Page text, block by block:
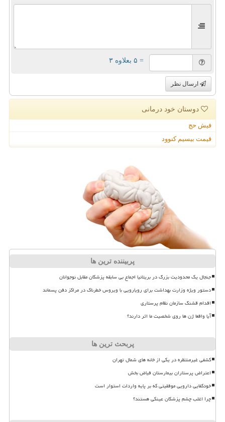
= ۵ بعلاوه ۳
ارسال نظر
دوستان خود درمانی
فیش حج
قیمت بیسیم کنوود
پربیننده ترین ها
جنجال یک محدودیت بزرگ در بریتانیا اجماع بی سابقه پزشکان مقابل نوجوانان
دستور ویژه وزارت بهداشت برای رویارویی با ویروس خطرناک در مراکز دفن پسماند
اقدام قشنگ سازمان نظام پرستاری
آیا واقعا ژن ها روی شخصیت ما اثر دارند؟
پربحث ترین ها
کشفی غیرمنتظره در یکی از خانه های شمال تهران
اعتراض پرستاران بیمارستان فیاض بخش
خودکفایی دارویی موفقیتی که بر پایه واردات استوار است
چرا اغلب چشم پزشکان عینکی هستند؟